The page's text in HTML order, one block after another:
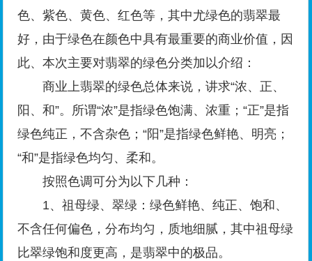
色、紫色、黄色、红色等，其中尤绿色的翡翠最
好，由于绿色在颜色中具有最重要的商业价值，因
此、本次主要对翡翠的绿色分类加以介绍：
商业上翡翠的绿色总体来说，讲求“浓、正、
阳、和”。所谓“浓”是指绿色饱满、浓重；“正”是指
绿色纯正，不含杂色；“阳”是指绿色鲜艳、明亮；
“和”是指绿色均匀、柔和。
按照色调可分为以下几种：
1、祖母绿、翠绿：绿色鲜艳、纯正、饱和、
不含任何偏色，分布均匀，质地细腻，其中祖母绿
比翠绿饱和度更高，是翡翠中的极品。